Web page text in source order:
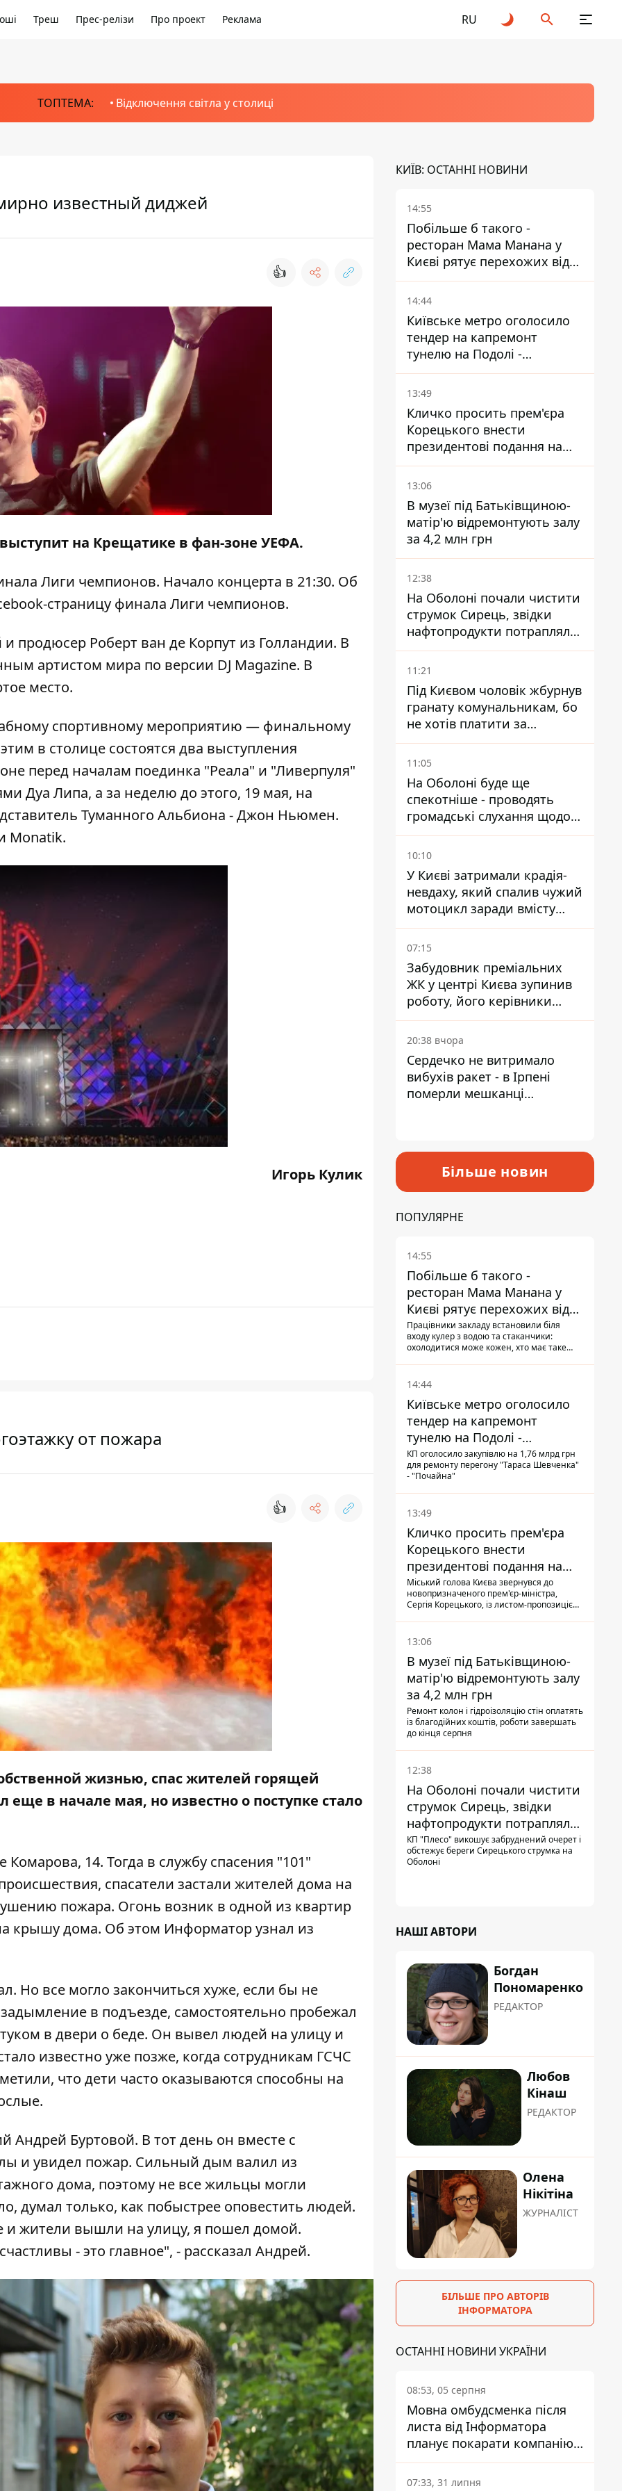
Треш Прес-релізи Про проект Реклама RU
ТОПТЕМА: Відключення світла у столиці
известный диджей
👍
на Крещатике в фан-зоне УЕФА.
Лиги чемпионов. Начало концерта в 21:30. Об
страницу финала Лиги чемпионов.
продюсер Роберт ван де Корпут из Голландии. В
артистом мира по версии DJ Magazine. В
место.
спортивному мероприятию — финальному
в столице состоятся два выступления
перед началам поединка "Реала" и "Ливерпуля"
Дуа Липа, а за неделю до этого, 19 мая, на
Туманного Альбиона -Джон Ньюмен.
Monatik.
Игорь Кулик
от пожара
👍
жизнью, спас жителей горящей
в начале мая, но известно о поступке стало
14. Тогда в службу спасения "101"
спасатели застали жителей дома на
пожара. Огонь возник в одной из квартир
крышу дома. Об этом Информаторузнал из
Но все могло закончиться хуже, если бы не
в подъезде, самостоятельно пробежал
в двери о беде. Он вывел людей на улицу и
известно уже позже, когда сотрудникам ГСЧС
что дети часто оказываются способны на
Андрей Буртовой. В тот день он вместе с
и увидел пожар. Сильный дым валил из
дома, поэтому не все жильцы могли
думал только, как побыстрее оповестить людей.
и жители вышли на улицу, я пошел домой.
- это главное", - рассказал Андрей.
КИЇВ: ОСТАННІ НОВИНИ
14:55
Побільше б такого -
ресторан Мама Манана у
Києві рятує перехожих від
спеки
14:44
Київське метро оголосило
тендер на капремонт
тунелю на Подолі -
триватиме майже два роки
13:49
Кличко просить прем'єра
Корецького внести
президентові подання на
звільнення володаря
Троєщини Бахматова
13:06
В музеї під Батьківщиною-
матір'ю відремонтують залу
за 4,2 млн грн
12:38
На Оболоні почали чистити
струмок Сирець, звідки
нафтопродукти потрапляли
до озер
11:21
Під Києвом чоловік жбурнув
гранату комунальникам, бо
не хотів платити за
квитанціями
11:05
На Оболоні буде ще
спекотніше - проводять
громадські слухання щодо
храму УГКЦ на Північній
10:10
У Києві затримали крадія-
невдаху, який спалив чужий
мотоцикл заради вмісту
багажника
07:15
Забудовник преміальних
ЖК у центрі Києва зупинив
роботу, його керівники
втекли з України - Bihus.info
20:38 вчора
Сердечко не витримало
вибухів ракет - в Ірпені
померли мешканці
Більше новин
ПОПУЛЯРНЕ
14:55
Побільше б такого -
ресторан Мама Манана у
Києві рятує перехожих від
спеки
Працівники закладу встановили біля
входу кулер з водою та стаканчики:
охолодитися може кожен, хто має таке
14:44
Київське метро оголосило
тендер на капремонт
тунелю на Подолі -
триватиме майже два роки
КП оголосило закупівлю на 1,76 млрд грн
для ремонту перегону "Тараса Шевченка"
- "Почайна"
13:49
Кличко просить прем'єра
Корецького внести
президентові подання на
звільнення володаря
Троєщини Бахматова
Міський голова Києва звернувся до
новопризначеного прем'єр-міністра,
Сергія Корецького, із листом-пропозицією
13:06
В музеї під Батьківщиною-
матір'ю відремонтують залу
за 4,2 млн грн
Ремонт колон і гідроізоляцію стін оплатять
із благодійних коштів, роботи завершать
до кінця серпня
12:38
На Оболоні почали чистити
струмок Сирець, звідки
нафтопродукти потрапляли
до озер
КП "Плесо" викошує забруднений очерет і
обстежує береги Сирецького струмка на
Оболоні
НАШІ АВТОРИ
Богдан
Пономаренко
РЕДАКТОР
Любов
Кінаш
РЕДАКТОР
Олена
Нікітіна
ЖУРНАЛІСТ
БІЛЬШЕ ПРО АВТОРІВ
ІНФОРМАТОРА
ОСТАННІ НОВИНИ УКРАЇНИ
08:53, 05 серпня
Мовна омбудсменка після
листа від Інформатора
планує покарати компанію-
підрядника ПриватБанку
07:33, 31 липня